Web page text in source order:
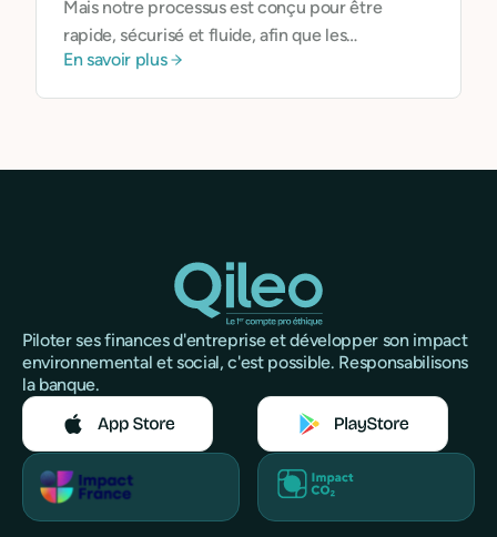
Mais notre processus est conçu pour être
rapide, sécurisé et fluide, afin que les
indépendants, freelances ou dirigeants de TPE
En savoir plus
Piloter ses finances d'entreprise et développer son impact
environnemental et social, c'est possible. Responsabilisons
la banque.